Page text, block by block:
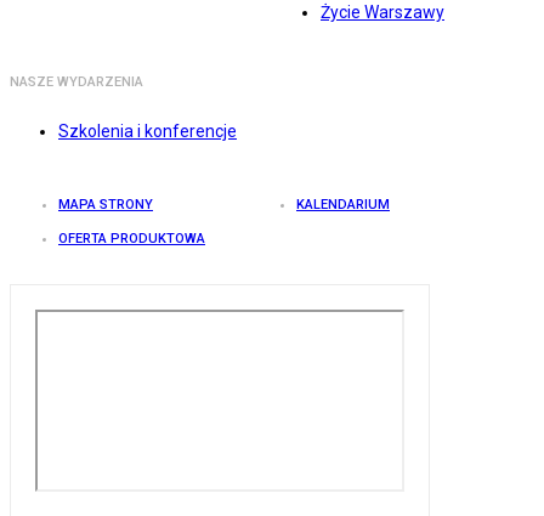
Życie Warszawy
NASZE WYDARZENIA
Szkolenia i konferencje
MAPA STRONY KALENDARIUM
OFERTA PRODUKTOWA